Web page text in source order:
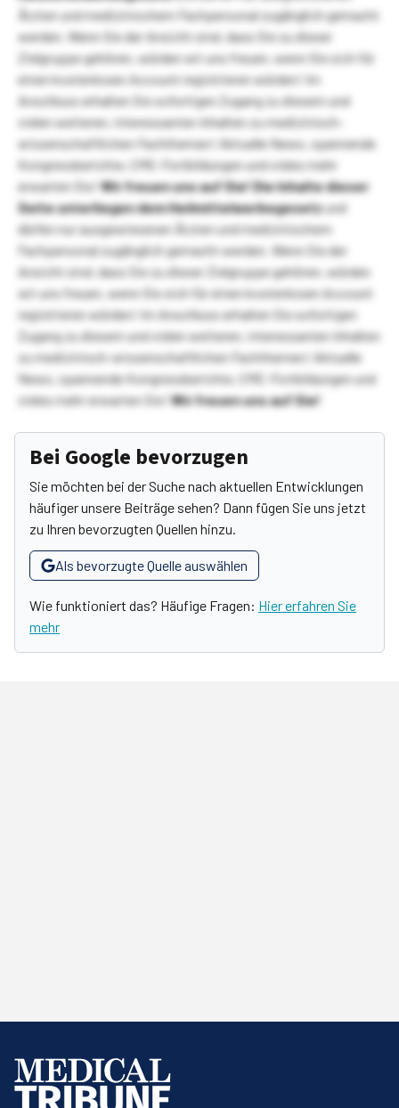
Ärzten und medizinischem Fachpersonal zugänglich gemacht
werden. Wenn Sie der Ansicht sind, dass Sie zu dieser
Zielgruppe gehören, würden wir uns freuen, wenn Sie sich für
einen kostenlosen Account registrieren würden! Im
Anschluss erhalten Sie sofortigen Zugang zu diesem und
vielen weiteren, interessanten Inhalten zu medizinisch-
wissenschaftlichen Fachthemen! Aktuelle News, spannende
Kongressberichte, CME-Fortbildungen und vieles mehr
erwarten Sie!Wir freuen uns auf Sie!Die Inhalte dieser
Seite unterliegen dem Heilmittelwerbegesetzund
dürfen nur ausgewiesenen Ärzten und medizinischem
Fachpersonal zugänglich gemacht werden. Wenn Sie der
Ansicht sind, dass Sie zu dieser Zielgruppe gehören, würden
wir uns freuen, wenn Sie sich für einen kostenlosen Account
registrieren würden! Im Anschluss erhalten Sie sofortigen
Zugang zu diesem und vielen weiteren, interessanten Inhalten
zu medizinisch-wissenschaftlichen Fachthemen! Aktuelle
News, spannende Kongressberichte, CME-Fortbildungen und
vieles mehr erwarten Sie!Wir freuen uns auf Sie!
Bei Google bevorzugen
Sie möchten bei der Suche nach aktuellen Entwicklungen
häufiger unsere Beiträge sehen? Dann fügen Sie uns jetzt
zu Ihren bevorzugten Quellen hinzu.
Als bevorzugte Quelle auswählen
Wie funktioniert das? Häufige Fragen: Hier erfahren Sie
mehr